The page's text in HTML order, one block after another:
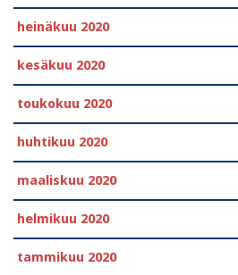
heinäkuu 2020
kesäkuu 2020
toukokuu 2020
huhtikuu 2020
maaliskuu 2020
helmikuu 2020
tammikuu 2020